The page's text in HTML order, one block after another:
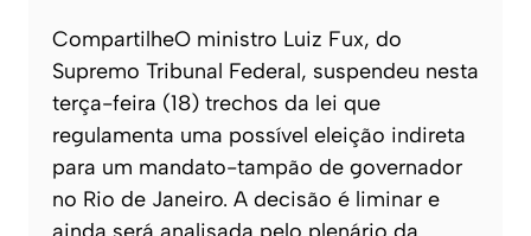
CompartilheO ministro Luiz Fux, do
Supremo Tribunal Federal, suspendeu nesta
terça-feira (18) trechos da lei que
regulamenta uma possível eleição indireta
para um mandato-tampão de governador
no Rio de Janeiro. A decisão é liminar e